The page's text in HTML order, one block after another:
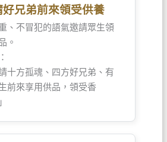
好兄弟前來領受供養
、不冒犯的語氣邀請眾生領
。
請十方孤魂、四方好兄弟、有
前來享用供品，領受香